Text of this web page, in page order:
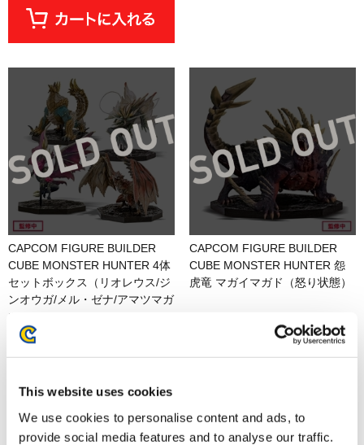
This website uses cookies
We use cookies to personalise content and ads, to
provide social media features and to analyse our traffic.
CAPCOM FIGURE BUILDER
CUBE MONSTER HUNTER 4体
セットボックス（リオレウス/ジ
ンオウガ/メル・ゼナ/アマツマガ
ツチ）
CAPCOM FIGURE BUILDER
CUBE MONSTER HUNTER 怨
虎竜 マガイマガド（怒り状態）
2,970円(税込)